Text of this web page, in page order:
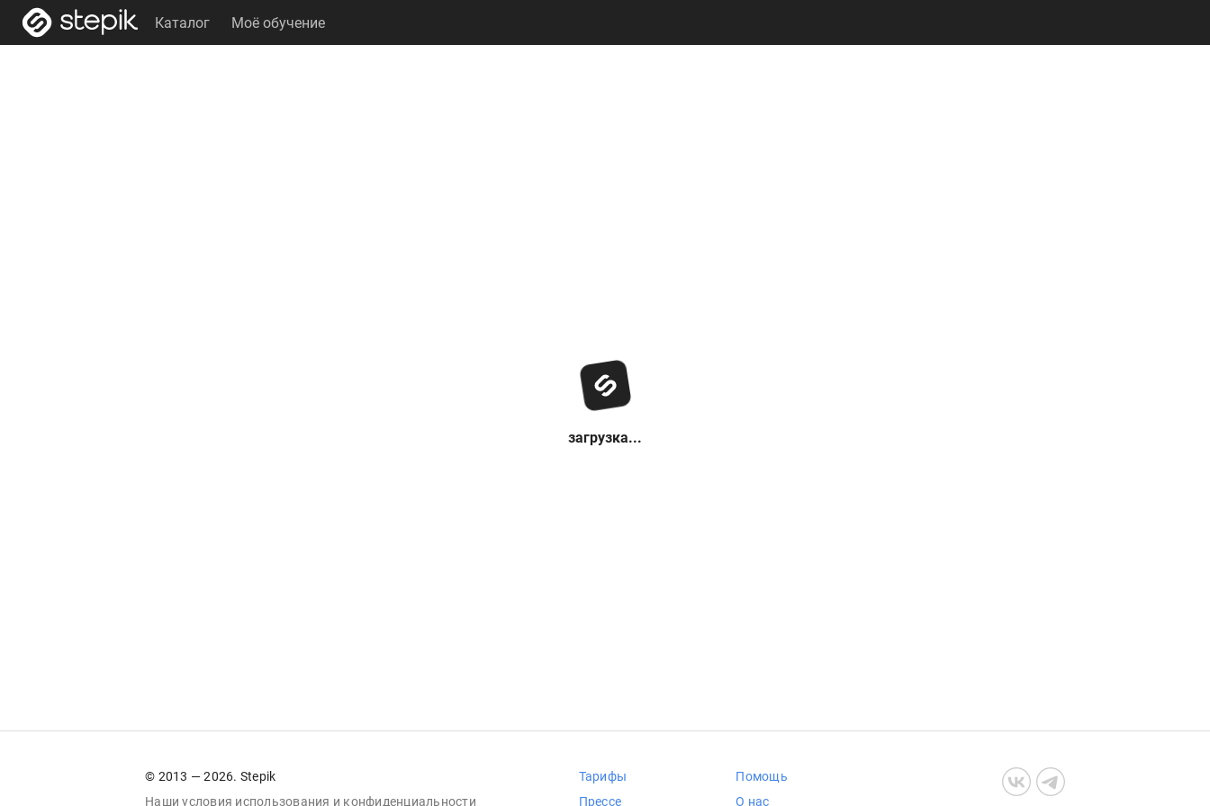
Каталог Моё обучение
загрузка...
© 2013 — 2026. Stepik
Наши условия использования и конфиденциальности
Тарифы
Прессе
Помощь
О нас